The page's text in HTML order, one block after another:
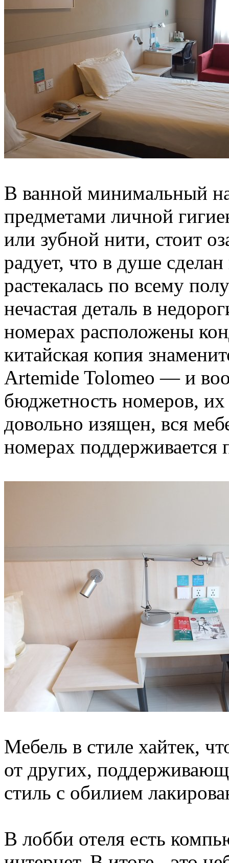
В ванной минимальный
предметами личной
или зубной нити, стоит
радует, что в душе
растекалась по всему
нечастая деталь в
номерах расположены
китайская копия
Artemide Tolomeo — и
бюджетность номеров,
довольно изящен, вся
номерах
Мебель в стиле хайтек,
от других,
стиль с обилием
В лобби отеля есть